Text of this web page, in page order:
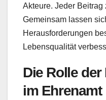
Akteure. Jeder Beitrag
Gemeinsam lassen
Herausforderungen
Lebensqualität
Die Rolle
im Ehrenamt